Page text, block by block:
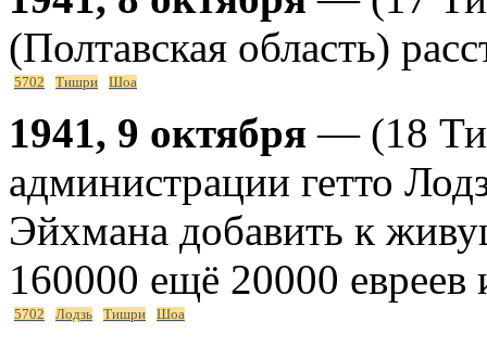
(Полтавская область)
5702 Тишри Шоа
1941, 9 октября — (18
администрации гетто
Эйхмана добавить к
160000 ещё 20000
5702 Лодзь Тишри Шоа